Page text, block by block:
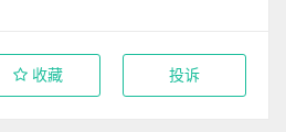
收藏 投诉